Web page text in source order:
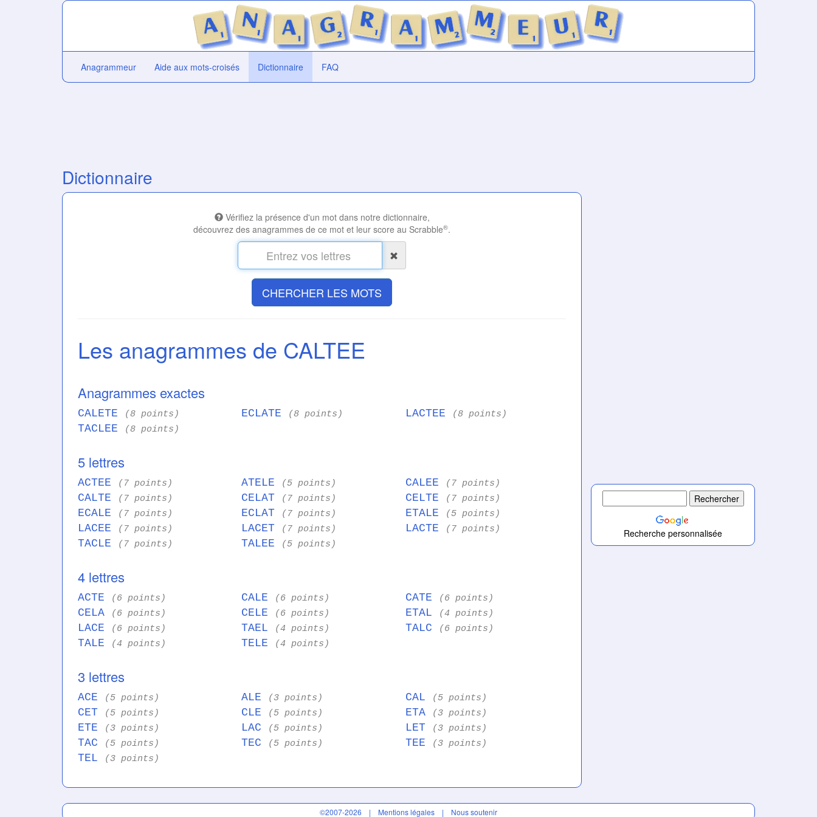
Anagrammeur Aide aux mots-croisés Dictionnaire FAQ
Dictionnaire
Vérifiez la présence d'un mot dans notre dictionnaire,
découvrez des anagrammes de ce mot et leur score au Scrabble®.
CHERCHER LES MOTS
Les anagrammes de CALTEE
Anagrammes exactes
CALETE (8 points) ECLATE (8 points) LACTEE (8 points)
TACLEE (8 points)
5 lettres
ACTEE (7 points) ATELE (5 points) CALEE (7 points)
CALTE (7 points) CELAT (7 points) CELTE (7 points)
ECALE (7 points) ECLAT (7 points) ETALE (5 points)
LACEE (7 points) LACET (7 points) LACTE (7 points)
TACLE (7 points) TALEE (5 points)
4 lettres
ACTE (6 points) CALE (6 points) CATE (6 points)
CELA (6 points) CELE (6 points) ETAL (4 points)
LACE (6 points) TAEL (4 points) TALC (6 points)
TALE (4 points) TELE (4 points)
3 lettres
ACE (5 points) ALE (3 points) CAL (5 points)
CET (5 points) CLE (5 points) ETA (3 points)
ETE (3 points) LAC (5 points) LET (3 points)
TAC (5 points) TEC (5 points) TEE (3 points)
TEL (3 points)
Recherche personnalisée
©2007-2026 | Mentions légales | Nous soutenir